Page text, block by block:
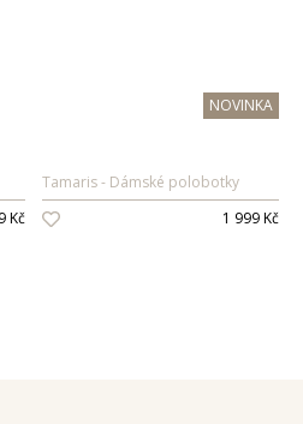
Kč
NOVINKA
Tamaris
Dámské polobotky
1 999 Kč